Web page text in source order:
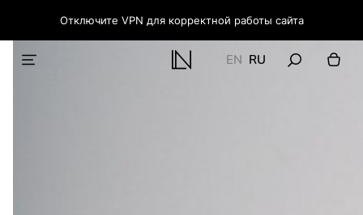
Отключите VPN для корректной работы сайта
EN RU